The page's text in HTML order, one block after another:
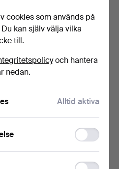
till evenemang och
du enkelt avsluta
nyhetsbrev. (frivilligt)
och inspiration. Om du
godkänner
samt bekräftar att jag
cookies som används på
kan själv välja vilka
till.
och hantera
nedan.
Alltid aktiva
storage